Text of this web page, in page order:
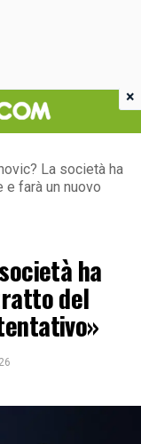
La società ha
farà un nuovo
ha
del
×